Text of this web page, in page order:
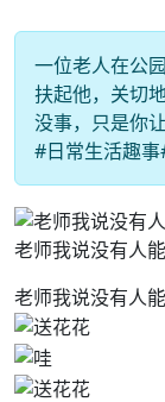
一位老人在公
扶起他，关切
没事，只是你
#日常生活趣
老师我说没有人
老师我说没有人